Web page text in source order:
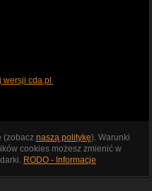
wersji cda.pl
(zobacz naszą politykę). Warunki
cookies możesz zmienić w
RODO - Informacje